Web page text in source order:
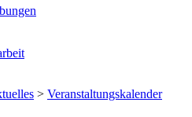
> Veranstaltungskalender